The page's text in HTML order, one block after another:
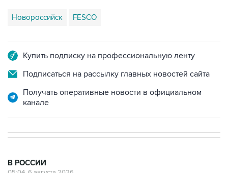
Новороссийск FESCO
Купить подписку на профессиональную ленту
Подписаться на рассылку главных новостей сайта
Получать оперативные новости в официальном
канале
В РОССИИ